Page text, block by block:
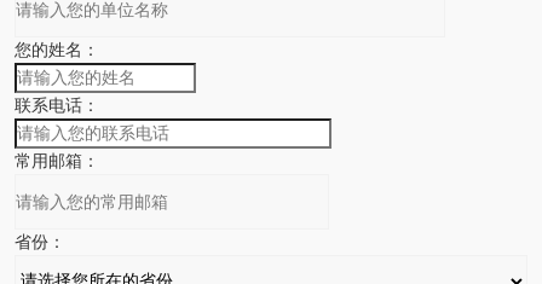
您的姓名：
联系电话：
常用邮箱：
省份：